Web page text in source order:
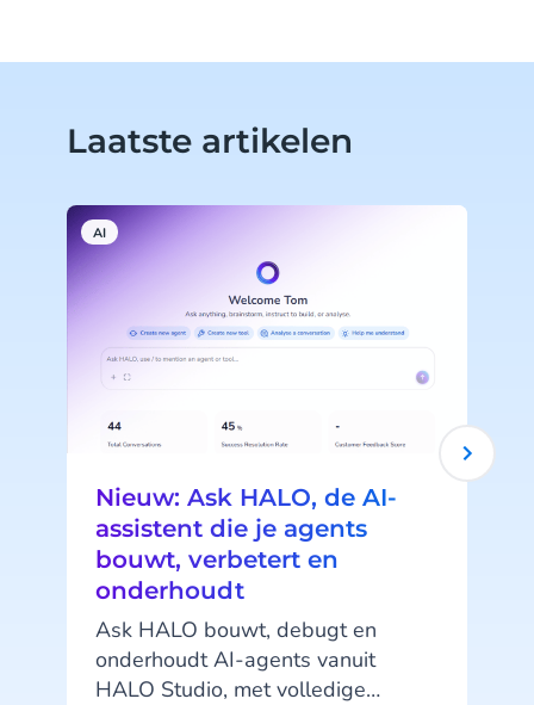
Laatste artikelen
AI
Nieuw: Ask HALO, de AI-
assistent die je agents
bouwt, verbetert en
onderhoudt
Ask HALO bouwt, debugt en
onderhoudt AI-agents vanuit
HALO Studio, met volledige